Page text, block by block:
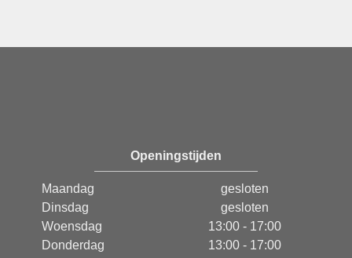
Openingstijden
Maandag
gesloten
Dinsdag
gesloten
Woensdag
13:00 - 17:00
Donderdag
13:00 - 17:00